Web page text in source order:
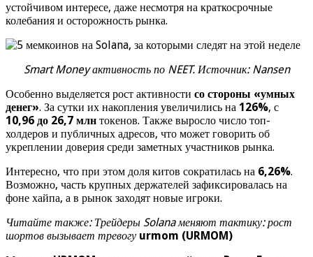
устойчивом интересе, даже несмотря на краткосрочные
колебания и осторожность рынка.
Smart Money активность по NEET. Источник: Nansen
Особенно выделяется рост активности со стороны «умных
денег». За сутки их накопления увеличились на 126%, с
10,96 до 26,7 млн токенов. Также выросло число топ-
холдеров и публичных адресов, что может говорить об
укреплении доверия среди заметных участников рынка.
Интересно, что при этом доля китов сократилась на 6,26%.
Возможно, часть крупных держателей зафиксировалась на
фоне хайпа, а в рынок заходят новые игроки.
Читайте также: Трейдеры Solana меняют тактику: рост
шортов вызывает тревогу urmom (URMOM)